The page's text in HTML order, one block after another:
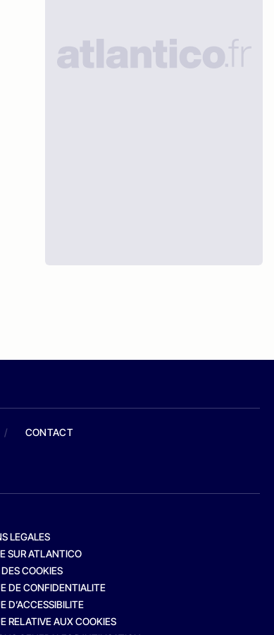
/ CONTACT
LEGALES
SUR ATLANTICO
COOKIES
DE CONFIDENTIALITE
D’ACCESSIBILITE
RELATIVE AUX COOKIES